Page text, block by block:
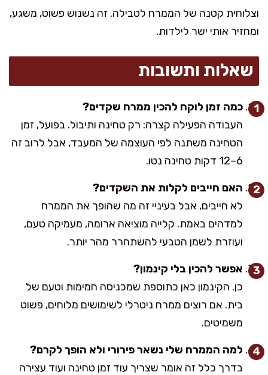
וצלוחית קטנה של הממרח לטבילה. זה נשנוש פשוט, משגע,
ומחזיר אותי ישר לילדות.
שאלות ותשובות
כמה זמן לוקח להכין ממרח שקדים?
העבודה הפעילה קצרה: רק טחינה ותיבול. בפועל, זמן
הטחינה משתנה לפי העוצמה של המעבד, אבל לרוב זה
6–12 דקות טחינה נטו.
האם חייבים לקלות את השקדים?
לא חייבים, אבל בעיניי זה מה שהופך את הממרח
למדהים באמת. קלייה מוציאה ארומה, מעמיקה טעם,
ועוזרת לשמן הטבעי להשתחרר מהר יותר.
אפשר להכין בלי קינמון?
כן. הקינמון כאן כתוספת שמכניסה חמימות וטעם של
בית. אם רוצים ממרח ניטרלי לשימושים מלוחים, פשוט
משמיטים.
למה הממרח שלי נשאר פירורי ולא הופך לקרם?
בדרך כלל זה אומר שצריך עוד זמן טחינה ועוד עצירה